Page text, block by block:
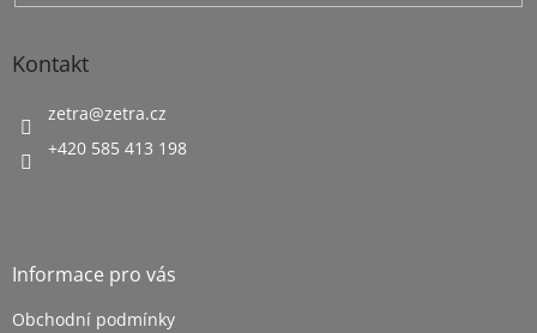
Kontakt
zetra@zetra.cz
+420 585 413 198
Informace pro vás
Obchodní podmínky